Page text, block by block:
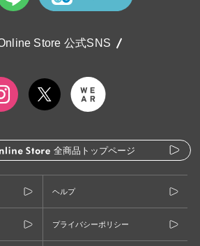
Store 公式SNS
全商品トップページ
ヘルプ
プライバシーポリシー